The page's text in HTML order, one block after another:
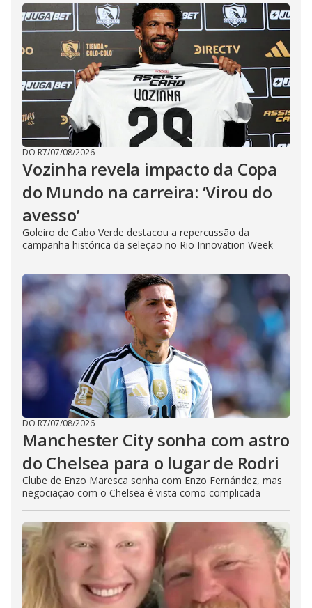
DO R7/07/08/2026
Vozinha revela impacto da Copa
do Mundo na carreira: ‘Virou do
avesso’
Goleiro de Cabo Verde destacou a repercussão da
campanha histórica da seleção no Rio Innovation Week
DO R7/07/08/2026
Manchester City sonha com astro
do Chelsea para o lugar de Rodri
Clube de Enzo Maresca sonha com Enzo Fernández, mas
negociação com o Chelsea é vista como complicada